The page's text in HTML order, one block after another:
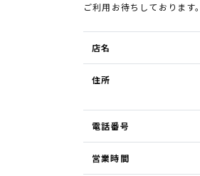
ご利用お待ちしております。
店名
住所
電話番号
営業時間